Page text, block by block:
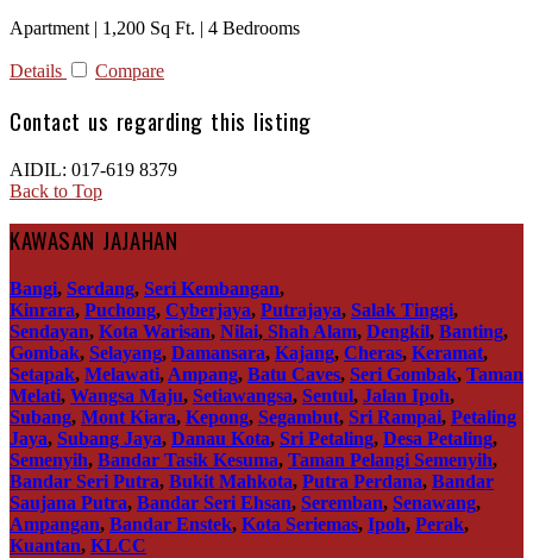
Apartment | 1,200 Sq Ft. | 4 Bedrooms
Details Compare
Contact us regarding this listing
AIDIL: 017-619 8379
Back to Top
KAWASAN JAJAHAN
Bangi, Serdang, Seri Kembangan,
Kinrara, Puchong, Cyberjaya, Putrajaya, Salak Tinggi,
Sendayan, Kota Warisan, Nilai, Shah Alam, Dengkil, Banting,
Gombak, Selayang, Damansara, Kajang, Cheras, Keramat,
Setapak, Melawati, Ampang, Batu Caves, Seri Gombak, Taman
Melati, Wangsa Maju, Setiawangsa, Sentul, Jalan Ipoh,
Subang, Mont Kiara, Kepong, Segambut, Sri Rampai, Petaling
Jaya, Subang Jaya, Danau Kota, Sri Petaling, Desa Petaling,
Semenyih, Bandar Tasik Kesuma, Taman Pelangi Semenyih,
Bandar Seri Putra, Bukit Mahkota, Putra Perdana, Bandar
Saujana Putra, Bandar Seri Ehsan, Seremban, Senawang,
Ampangan, Bandar Enstek, Kota Seriemas, Ipoh, Perak,
Kuantan, KLCC